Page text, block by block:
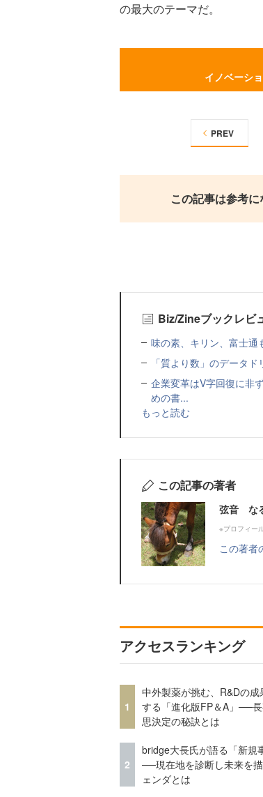
の最大のテーマだ。
イノベーシ
PREV
この記事は参考
Biz/Zineブックレビ
味の素、キリン、富士
「質より数」のデータ
企業変革はV字回復に非
めの書...
もっと読む
この記事の著者
弦音 な
※プロフィー
この著者
アクセスランキング
1
中外製薬が挑む、R&Dの
する「進化版FP＆A」──
思決定の秘訣とは
2
bridge大長氏が語る「新規
──現在地を診断し未来を
ェンダとは